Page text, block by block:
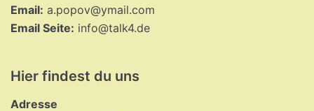
Email: a.popov@ymail.com
Email Seite: info@talk4.de
Hier findest du uns
Adresse